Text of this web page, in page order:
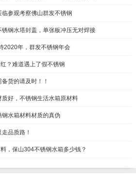
参观考察佛山群发不锈钢
钢水塔封盖，单张板冲压无对焊接
2020年，群发不锈钢年会
？难道遇上了假不锈钢
货的请及时！！
好，不锈钢生活水箱原材料
水箱材料材质的真伪
品质路！
，保山304不锈钢水箱多少钱？